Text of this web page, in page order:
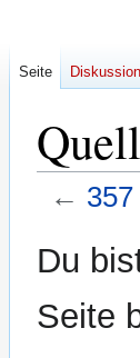
←
Navigation
Suche
Du
Seite
Seite Diskussion